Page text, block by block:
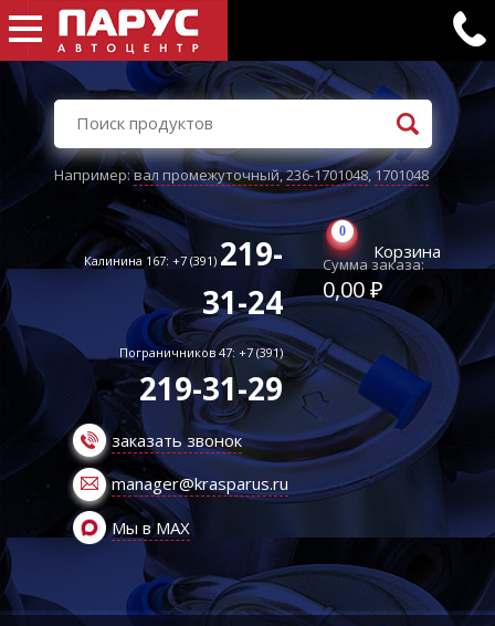
Например:вал промежуточный,236-1701048,1701048
Калинина 167: +7 (391) 219-
31-24
Пограничников 47: +7 (391)
219-31-29
заказать звонок
manager@krasparus.ru
Мы в MAX
0
Корзина
Сумма заказа:
0,00 ₽